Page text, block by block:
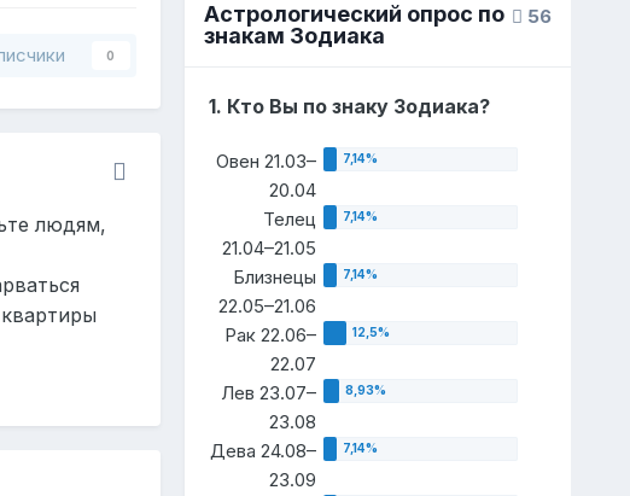
0
людям,
56
Астрологический опрос по
знакам Зодиака
1. Кто Вы по знаку Зодиака?
Овен 21.03–
20.04
Телец
21.04–21.05
Близнецы
22.05–21.06
Рак 22.06–
22.07
Лев 23.07–
23.08
Дева 24.08–
23.09